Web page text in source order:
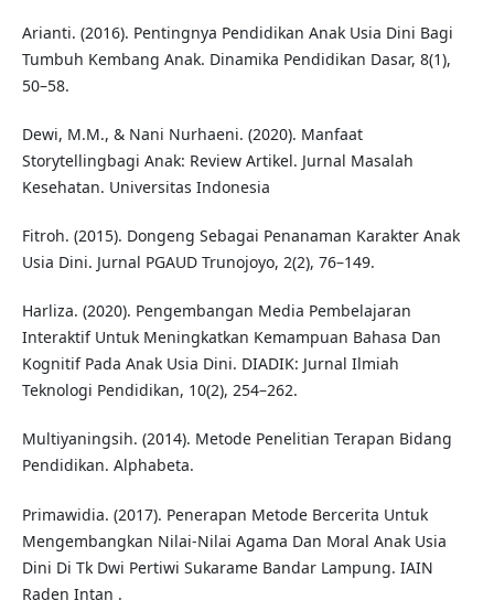
Arianti. (2016). Pentingnya Pendidikan Anak Usia Dini Bagi
Tumbuh Kembang Anak. Dinamika Pendidikan Dasar, 8(1),
50–58.
Dewi, M.M., & Nani Nurhaeni. (2020). Manfaat
Storytellingbagi Anak: Review Artikel. Jurnal Masalah
Kesehatan. Universitas Indonesia
Fitroh. (2015). Dongeng Sebagai Penanaman Karakter Anak
Usia Dini. Jurnal PGAUD Trunojoyo, 2(2), 76–149.
Harliza. (2020). Pengembangan Media Pembelajaran
Interaktif Untuk Meningkatkan Kemampuan Bahasa Dan
Kognitif Pada Anak Usia Dini. DIADIK: Jurnal Ilmiah
Teknologi Pendidikan, 10(2), 254–262.
Multiyaningsih. (2014). Metode Penelitian Terapan Bidang
Pendidikan. Alphabeta.
Primawidia. (2017). Penerapan Metode Bercerita Untuk
Mengembangkan Nilai-Nilai Agama Dan Moral Anak Usia
Dini Di Tk Dwi Pertiwi Sukarame Bandar Lampung. IAIN
Raden Intan .